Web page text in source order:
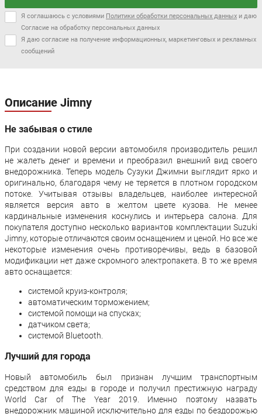
Я соглашаюсь с условиями Политики обработки персональных данных и даю
Согласие на обработку персональных данных
Я даю согласие на получение информационных, маркетинговых и рекламных
сообщений
Описание Jimny
Не забывая о стиле
При создании новой версии автомобиля производитель решил
не жалеть денег и времени и преобразил внешний вид своего
внедорожника. Теперь модель Сузуки Джимни выглядит ярко и
оригинально, благодаря чему не теряется в плотном городском
потоке. Учитывая отзывы владельцев, наиболее интересной
является версия авто в желтом цвете кузова. Не менее
кардинальные изменения коснулись и интерьера салона. Для
покупателя доступно несколько вариантов комплектации Suzuki
Jimny, которые отличаются своим оснащением и ценой. Но все же
некоторые изменения очень противоречивы, ведь в базовой
модификации нет даже скромного электропакета. В то же время
авто оснащается:
системой круиз-контроля;
автоматическим торможением;
системой помощи на спусках;
датчиком света;
системой Bluetooth.
Лучший для города
Новый автомобиль был признан лучшим транспортным
средством для езды в городе и получил престижную награду
World Car of The Year 2019. Именно поэтому назвать
внедорожник машиной исключительно для езды по бездорожью